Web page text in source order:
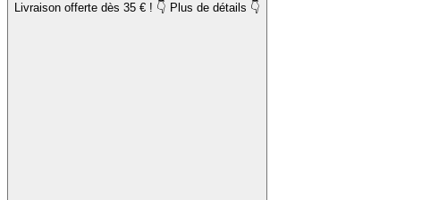
Livraison offerte dès 35 € ! 👇 Plus de détails 👇